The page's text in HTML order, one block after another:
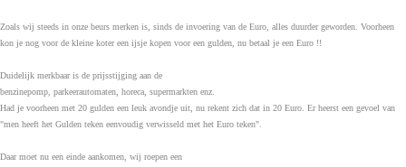
Zoals wij steeds in onze beurs merken is, sinds de invoering van de Euro, alles duurder geworden. Voorheen
kon je nog voor de kleine koter een ijsje kopen voor een gulden, nu betaal je een Euro !!
Duidelijk merkbaar is de prijsstijging aan de
benzinepomp, parkeerautomaten, horeca, supermarkten enz.
Had je voorheen met 20 gulden een leuk avondje uit, nu rekent zich dat in 20 Euro. Er heerst een gevoel van
"men heeft het Gulden teken eenvoudig verwisseld met het Euro teken".
Daar moet nu een einde aankomen, wij roepen een